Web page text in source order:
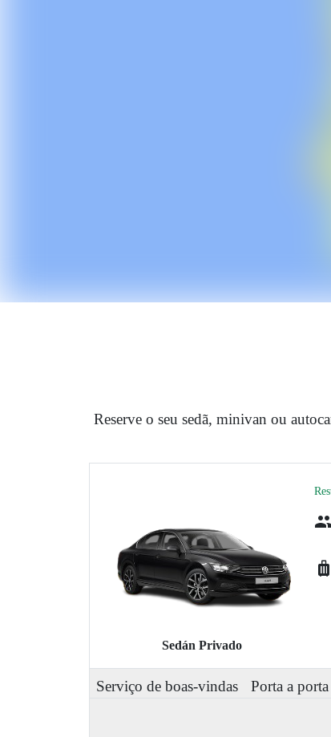
Reserve o seu sedã, minivan ou
Sedán Privado
Serviço de boas-vindas Porta a porta